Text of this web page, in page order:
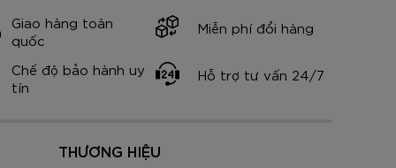
Giao hàng toàn
quốc
Miễn phí đổi hàng
Chế độ bảo hành uy
tín
Hỗ trợ tư vấn 24/7
THƯƠNG HIỆU